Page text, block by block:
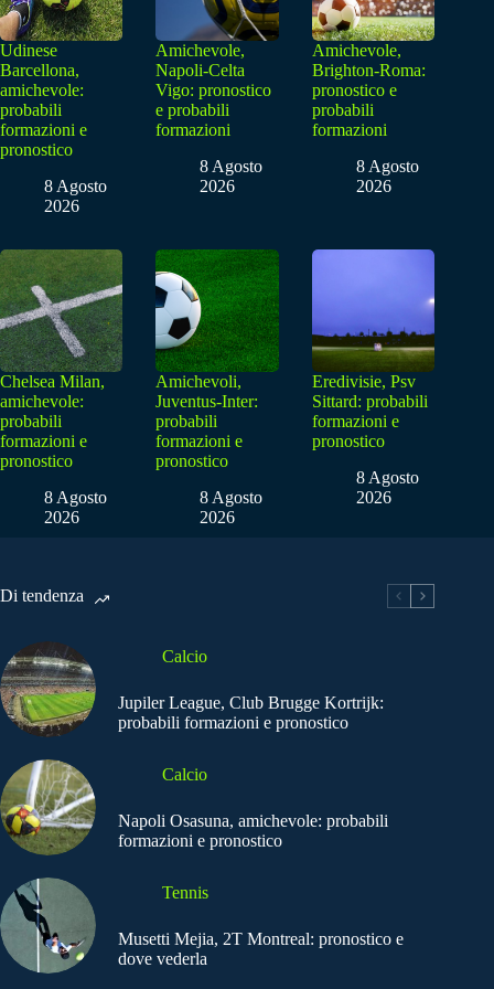
Udinese
Barcellona,
amichevole:
probabili
formazioni e
pronostico
8 Agosto
2026
Amichevole,
Napoli-Celta
Vigo: pronostico
e probabili
formazioni
8 Agosto
2026
Amichevole,
Brighton-Roma:
pronostico e
probabili
formazioni
8 Agosto
2026
Chelsea Milan,
amichevole:
probabili
formazioni e
pronostico
8 Agosto
2026
Amichevoli,
Juventus-Inter:
probabili
formazioni e
pronostico
8 Agosto
2026
Eredivisie, Psv
Sittard: probabili
formazioni e
pronostico
8 Agosto
2026
Di tendenza
Calcio
Jupiler League, Club Brugge Kortrijk:
probabili formazioni e pronostico
Calcio
Napoli Osasuna, amichevole: probabili
formazioni e pronostico
Tennis
Musetti Mejia, 2T Montreal: pronostico e
dove vederla